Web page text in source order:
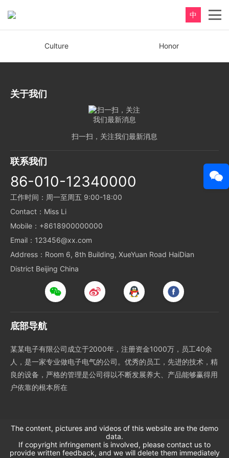
中
Culture Honor
关于我们
扫一扫，关注我们最新消息
联系我们
86-010-12340000
工作时间：周一至周五 9:00-18:00
Contact：Miss Li
Mobile：+8618900000000
Email：123456@xx.com
Address：Room 6, 8th Building, XueYuan Road HaiDian
District Beijing China
底部导航
某某电子有限公司成立于2000年，注册资金1000万，员工40余
人，是一家专业做电子电气的公司。优秀的员工，先进的技术，精
良的设备，严格的管理是公司得以不断发展养大、产品能够赢得用
户依靠的根本所在
The content, pictures and videos of this website are the demo
data.
If copyright infringement is involved, please contact us to
provide written feedback, and we will delete them immediately